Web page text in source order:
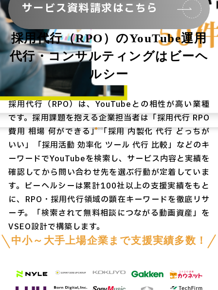
サービス資料請求はこちら
採用代行（RPO）のYouTube運用
代行・コンサルティングはビーヘ
ルシー
採用代行（RPO）は、YouTubeとの相性が高い業種
です。採用課題を抱える企業担当者は「採用代行 RPO
費用 相場 何ができる」「採用 内製化 代行 どっちが
いい」「採用活動 効率化 ツール 代行 比較」などのキ
ーワードでYouTubeを検索し、サービス内容と実績を
確認してから問い合わせ先を選ぶ行動が定着していま
す。ビーヘルシーは累計100社以上の支援実績をもと
に、RPO・採用代行領域の顕在キーワードを徹底リサ
ーチ。「検索されて無料相談につながる動画資産」を
VSEO設計で構築します。
中小～大手上場企業まで支援実績多数！